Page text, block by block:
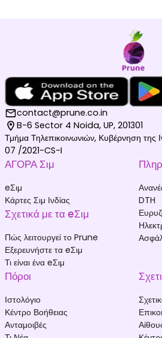
contact@prune.co.in
B-6 Sector 4 Noida, UP, 201301
Τμήμα Τηλεπικοινωνιών, Κυβέρνηση της
07 /2021-CS-I
ΑΓΟΡΑ Σιμ
eΣιμ
Κάρτες Σιμ Ινδίας
Σχετικά με τα eΣιμ
Πώς λειτουργεί το Prune
Εξερευνήστε τα eΣιμ
Τι είναι ένα eΣιμ
DTH
Πόροι
Ιστολόγιο
Κέντρο Βοήθειας
Ανταμοιβές